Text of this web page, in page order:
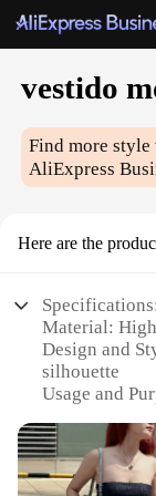
vestido
Find more style
AliExpress
Here are the
Material:
Design and
silhouette
Usage and
Performance
flattering
Parts and